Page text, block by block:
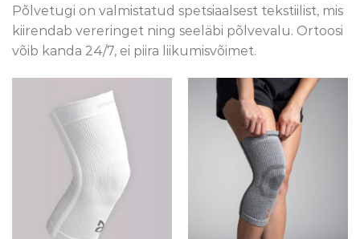
Põlvetugi on valmistatud spetsiaalsest tekstiilist, mis
kiirendab vereringet ning seeläbi põlvevalu. Ortoosi
võib kanda 24/7, ei piira liikumisvõimet.